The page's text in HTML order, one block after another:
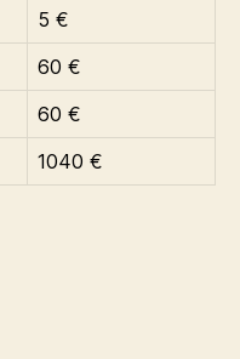
5 €
60 €
60 €
1040 €